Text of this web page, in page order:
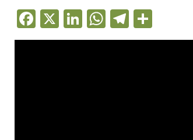
Facebook
X LinkedIn
WhatsApp
Telegram